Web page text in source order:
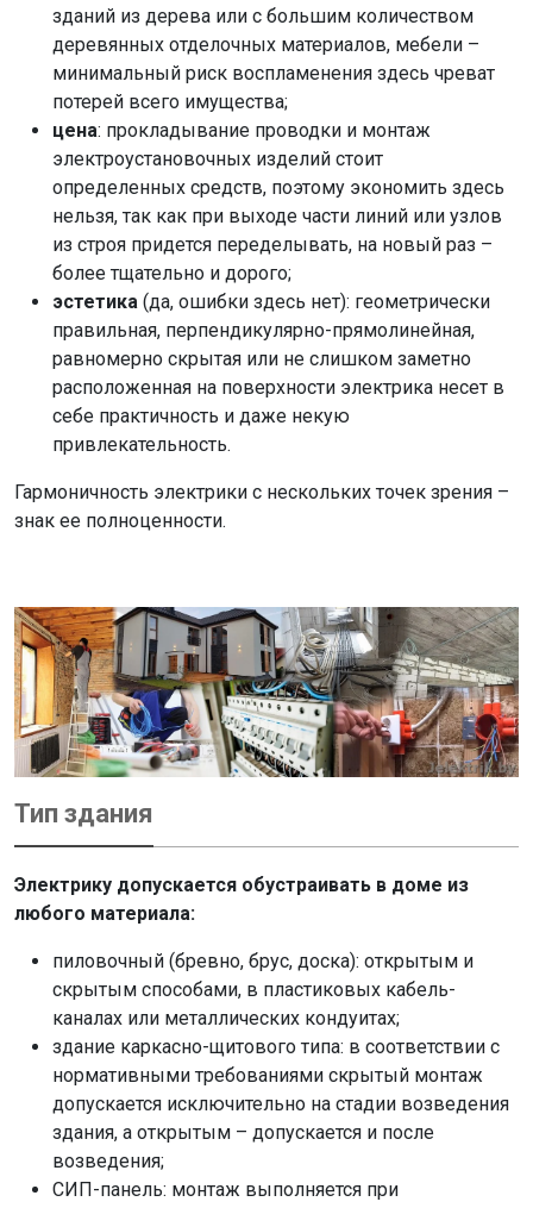
зданий из дерева или с большим количеством
деревянных отделочных материалов, мебели –
минимальный риск воспламенения здесь чреват
потерей всего имущества;
цена: прокладывание проводки и монтаж
электроустановочных изделий стоит
определенных средств, поэтому экономить здесь
нельзя, так как при выходе части линий или узлов
из строя придется переделывать, на новый раз –
более тщательно и дорого;
эстетика (да, ошибки здесь нет): геометрически
правильная, перпендикулярно-прямолинейная,
равномерно скрытая или не слишком заметно
расположенная на поверхности электрика несет в
себе практичность и даже некую
привлекательность.
Гармоничность электрики с нескольких точек зрения –
знак ее полноценности.
Тип здания
Электрику допускается обустраивать в доме из
любого материала:
пиловочный (бревно, брус, доска): открытым и
скрытым способами, в пластиковых кабель-
каналах или металлических кондуитах;
здание каркасно-щитового типа: в соответствии с
нормативными требованиями скрытый монтаж
допускается исключительно на стадии возведения
здания, а открытым – допускается и после
возведения;
СИП-панель: монтаж выполняется при